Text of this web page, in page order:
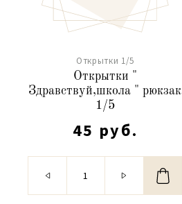
Открытки 1/5
Открытки "
Здравствуй,школа " рюкзак
1/5
45 руб.